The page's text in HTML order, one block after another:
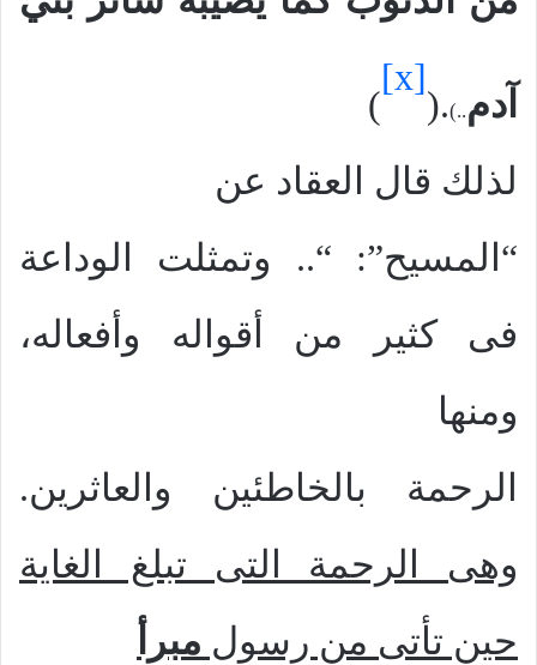
آدم..)
.(
[x]
)
لذلك قال العقاد عن
“المسيح”: “.. وتمثلت الوداعة
فى كثير من أقواله وأفعاله،
ومنها
الرحمة بالخاطئين والعاثرين.
وهى الرحمة التى تبلغ الغاية
حين تأتى من رسول مبرأ